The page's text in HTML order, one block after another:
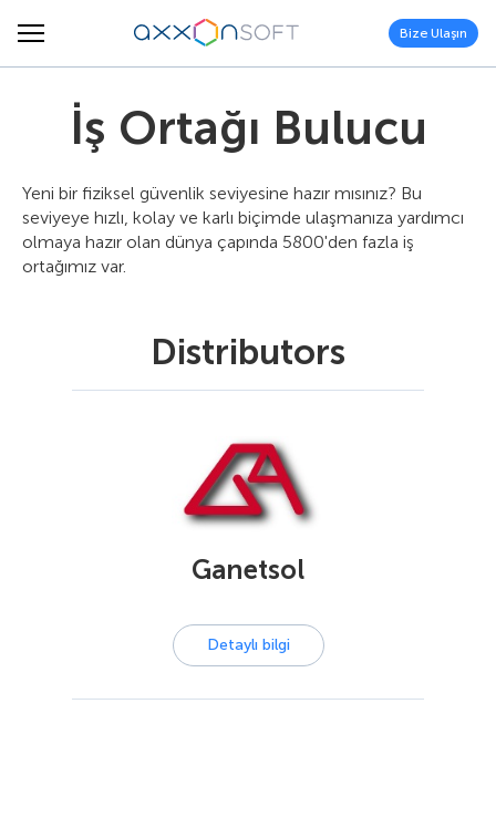
Bize Ulaşın
İş Ortağı Bulucu
Yeni bir fiziksel güvenlik seviyesine hazır mısınız? Bu
seviyeye hızlı, kolay ve karlı biçimde ulaşmanıza yardımcı
olmaya hazır olan dünya çapında 5800'den fazla iş
ortağımız var.
Distributors
Ganetsol
Detaylı bilgi